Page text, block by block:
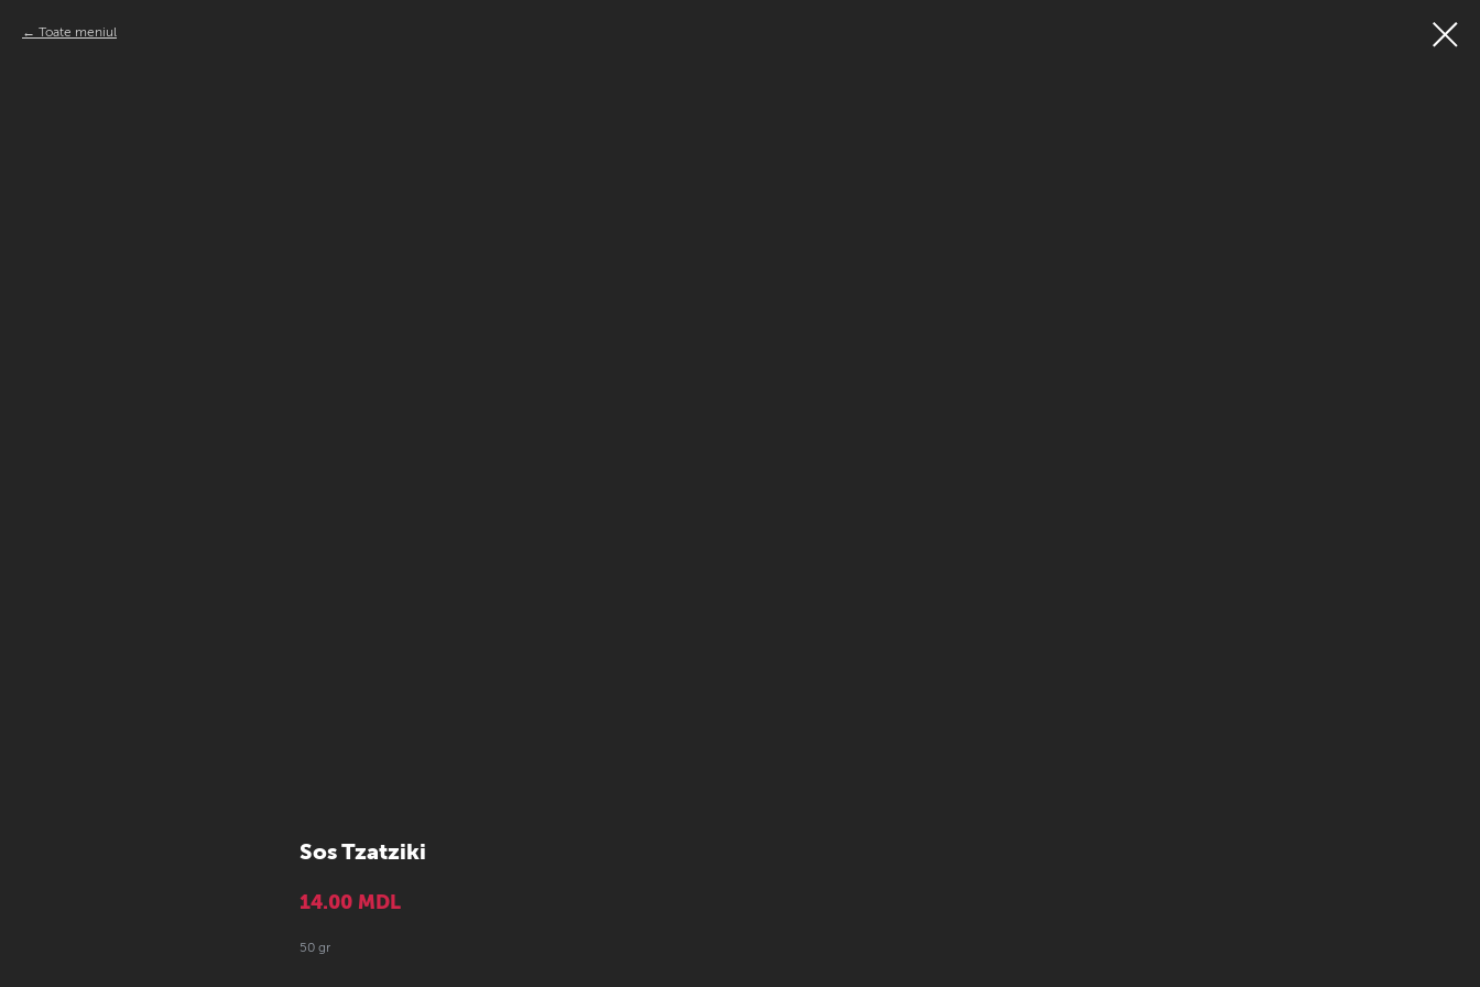
Toate meniul
Sos Tzatziki
14.00 MDL
50 gr